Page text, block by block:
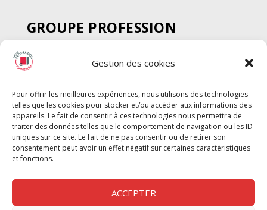
Gestion des cookies
Pour offrir les meilleures expériences, nous utilisons des technologies
telles que les cookies pour stocker et/ou accéder aux informations des
appareils. Le fait de consentir à ces technologies nous permettra de
traiter des données telles que le comportement de navigation ou les ID
uniques sur ce site. Le fait de ne pas consentir ou de retirer son
consentement peut avoir un effet négatif sur certaines caractéristiques
et fonctions.
ACCEPTER
GROUPE PROFESSION
SPECTACLE
Chèque Intermittents
Chèque Compta
Chèque Emploi Spectacle
G-Pods
Profession Audio-visuel